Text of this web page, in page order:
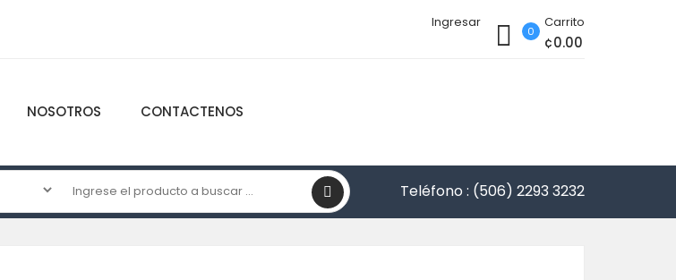
Ingresar Carrito
0
¢0.00
NOSOTROS CONTACTENOS
Teléfono : (506) 2293 3232